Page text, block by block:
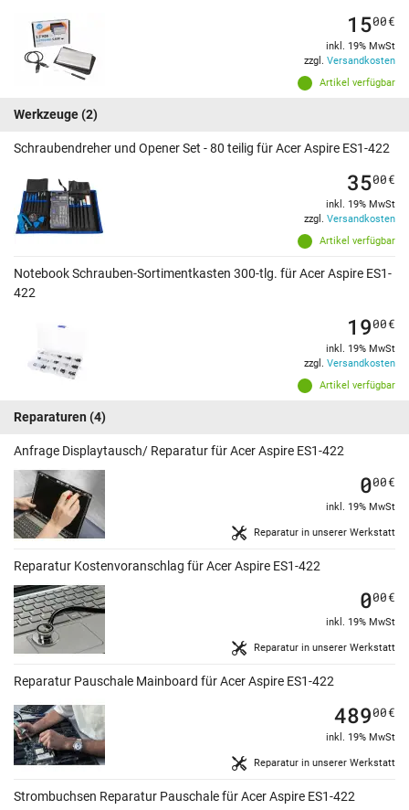
Artikel verfügbar
1500€
inkl. 19% MwSt
zzgl. Versandkosten
Werkzeuge(2)
Schraubendreher und Opener Set - 80 teilig für Acer Aspire ES1-422
Artikel verfügbar
3500€
inkl. 19% MwSt
zzgl. Versandkosten
Notebook Schrauben-Sortimentkasten 300-tlg. für Acer Aspire ES1-
422
Artikel verfügbar
1900€
inkl. 19% MwSt
zzgl. Versandkosten
Reparaturen (4)
Anfrage Displaytausch/ Reparatur für Acer Aspire ES1-422
Reparatur in unserer Werkstatt
000€
inkl. 19% MwSt
Reparatur Kostenvoranschlag für Acer Aspire ES1-422
Reparatur in unserer Werkstatt
000€
inkl. 19% MwSt
Reparatur Pauschale Mainboard für Acer Aspire ES1-422
Reparatur in unserer Werkstatt
48900€
inkl. 19% MwSt
Strombuchsen Reparatur Pauschale für Acer Aspire ES1-422